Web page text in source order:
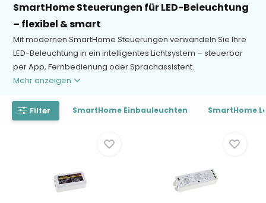
SmartHome Steuerungen für LED-Beleuchtung
– flexibel & smart
Mit modernen SmartHome Steuerungen verwandeln Sie Ihre
LED-Beleuchtung in ein intelligentes Lichtsystem – steuerbar
per App, Fernbedienung oder Sprachassistent.
Mehr anzeigen
Filter SmartHome Einbauleuchten SmartHome